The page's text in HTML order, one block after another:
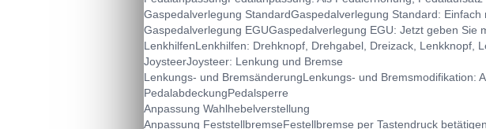
Gaspedalverlegung StandardGaspedalverlegung Standard: Einfach
Gaspedalverlegung EGUGaspedalverlegung EGU: Jetzt geben Sie
LenkhilfenLenkhilfen: Drehknopf, Drehgabel, Dreizack, Lenkknopf,
JoysteerJoysteer: Lenkung und Bremse
Lenkungs- und BremsänderungLenkungs- und Bremsmodifikation:
PedalabdeckungPedalsperre
Anpassung Wahlhebelverstellung
Anpassung FeststellbremseFestellbremse per Tastendruck